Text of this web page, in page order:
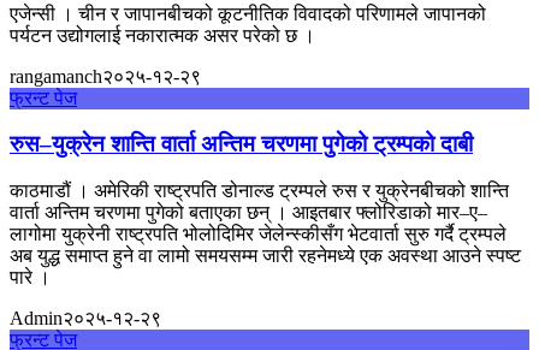
एजेन्सी । चीन र जापानबीचको कूटनीतिक विवादको परिणामले जापानको
पर्यटन उद्योगलाई नकारात्मक असर परेको छ ।
rangamanch२०२५-१२-२९
फ्रन्ट पेज
रुस–युक्रेन शान्ति वार्ता अन्तिम चरणमा पुगेको ट्रम्पको दाबी
काठमाडौं । अमेरिकी राष्ट्रपति डोनाल्ड ट्रम्पले रुस र युक्रेनबीचको शान्ति
वार्ता अन्तिम चरणमा पुगेको बताएका छन् । आइतबार फ्लोरिडाको मार–ए–
लागोमा युक्रेनी राष्ट्रपति भोलोदिमिर जेलेन्स्कीसँग भेटवार्ता सुरु गर्दै ट्रम्पले
अब युद्ध समाप्त हुने वा लामो समयसम्म जारी रहनेमध्ये एक अवस्था आउने स्पष्ट
पारे ।
Admin२०२५-१२-२९
फ्रन्ट पेज